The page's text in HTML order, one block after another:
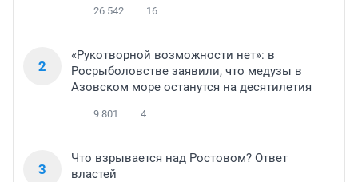
26 542 16
2
«Рукотворной возможности нет»: в
Росрыболовстве заявили, что медузы в
Азовском море останутся на десятилетия
9 801 4
3
Что взрывается над Ростовом? Ответ
властей